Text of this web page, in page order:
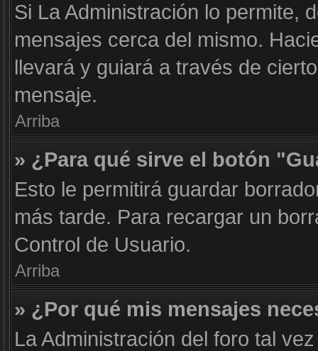
Si La Administración lo permite,
mensajes cerca del mismo.
llevará y guiará a través de
mensaje.
Arriba
» ¿Para qué sirve el botón
Esto le permitirá guardar
más tarde. Para recargar un
Control de Usuario.
Arriba
» ¿Por qué mis mensajes
La Administración del foro tal